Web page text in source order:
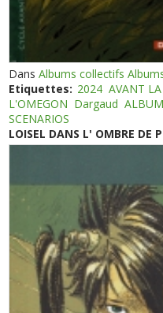
DansAlbums collectifs
Etiquettes: 2024 AVANT
L'OMEGON Dargaud
SCENARIOS
LOISEL DANS L' OMBRE DE